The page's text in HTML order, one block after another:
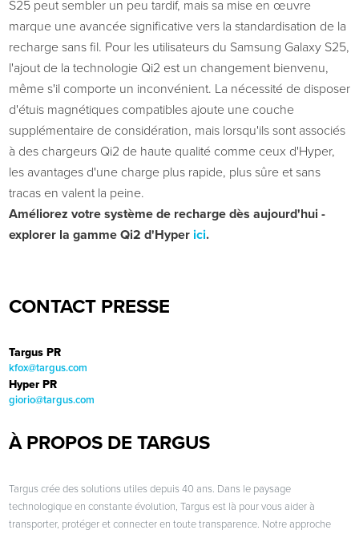
S25 peut sembler un peu tardif, mais sa mise en œuvre
marque une avancée significative vers la standardisation de la
recharge sans fil. Pour les utilisateurs du Samsung Galaxy S25,
l'ajout de la technologie Qi2 est un changement bienvenu,
même s'il comporte un inconvénient. La nécessité de disposer
d'étuis magnétiques compatibles ajoute une couche
supplémentaire de considération, mais lorsqu'ils sont associés
à des chargeurs Qi2 de haute qualité comme ceux d'Hyper,
les avantages d'une charge plus rapide, plus sûre et sans
tracas en valent la peine.
Améliorez votre système de recharge dès aujourd'hui -
explorer la gammeQi2 d'Hyper ici.
CONTACT PRESSE
Targus PR
kfox@targus.com
Hyper PR
giorio@targus.com
À PROPOS DE TARGUS
Targus crée des solutions utiles depuis 40 ans. Dans le paysage
technologique en constante évolution, Targus est là pour vous aider à
transporter, protéger et connecter en toute transparence. Notre approche